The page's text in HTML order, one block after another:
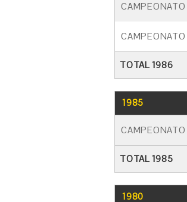
CAMPEONATO
TOTAL 1986
1985
CAMPEONATO
TOTAL 1985
1980